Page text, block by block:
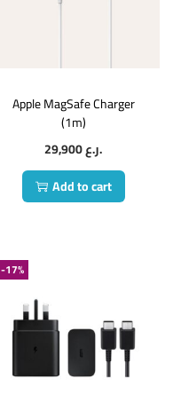
Apple MagSafe Charger
(1m)
29,900
ر.ع.
Add to cart
-17%